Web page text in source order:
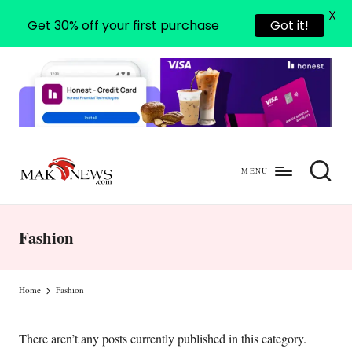
a
k
-
e
benar
MENU
Fashion
Home Fashion
There aren’t any posts currently published in this category.
Get 30% off your first purchase Got it!
X